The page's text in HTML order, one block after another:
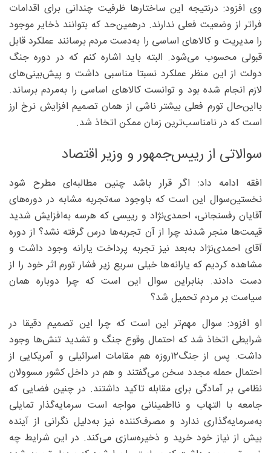
وی افزود: درنتیجه این ساختارها ظرفیت چندانی برای اقدامات
فراتر از وضعیت فعلی ندارند. درهمین‌حد که بتوانند ذخایر موجود
را مدیریت و کالاهای اساسی را به‌دست مردم برسانند عملکرد قابل
قبولی محسوب می‌شود. البته باید اشاره کنم که در دوره جنگ
دولت از این منظر عملکرد نسبتا مناسبی داشت و پیش‌بینی‌های
لازم انجام شده بود و توانست کالاهای اساسی را به‌مردم برساند.
بااین‌حال تورم فعلی بیشتر ناشی از همان تصمیم افزایش نرخ ارز
است که در نامناسب‌ترین زمان ممکن اتخاذ شد.
سوالاتی از رییس‌جمهور و وزیر اقتصاد
افقه ادامه داد: اگر قرار باشد چنین مطالبه‌ای مطرح شود
نخستین‌سوال این است که باوجود سه‌تجربه مشابه در دوره‌های
آقایان رفسنجانی، احمدی‌نژاد و رییسی که هرسه به‌افزایش شدید
قیمت‌ها منجر شدند چرا از آن تجربه‌ها درس گرفته نشد؟ از دوره
آقای احمدی‌نژاد به‌بعد نیز تجربه پرداخت یارانه وجود داشت و
مشاهده کردیم که یارانه‌ها خیلی سریع زیر فشار تورم اثر خود را از
دست دادند. بنابراین سوال این است که چرا دوباره همان
سیاست بر مردم تحمیل شد؟
او افزود: سوال مهم‌تر این است که چرا این تصمیم دقیقا در
شرایطی اتخاذ شد که احتمال وقوع جنگ و تشدید تنش‌ها وجود
داشت. پس از جنگ۱۲‌روزه هم مقامات اسرائیلی و آمریکایی از
احتمال حمله مجدد سخن می‌گفتند و هم در داخل کشور مسوولان
نظامی بر آمادگی برای مقابله تاکید داشتند. در چنین فضایی که
جامعه با التهاب و نااطمینانی مواجه است سرمایه‌گذار تمایلی
به‌سرمایه‌گذاری ندارد و مصرف‌کننده نیز به‌دلیل نگرانی از آینده
بیش از نیاز خود خرید و ذخیره‌سازی می‌کند. در این شرایط چه